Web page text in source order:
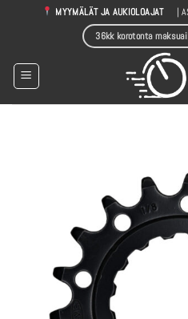
MYYMÄLÄT JA AUKIOLOAJAT |
36kk korotonta